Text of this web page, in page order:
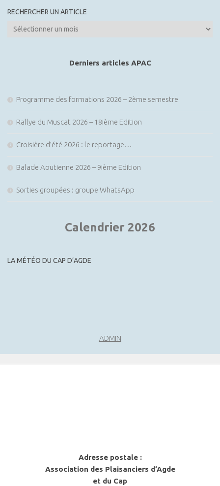
RECHERCHER UN ARTICLE
Rechercher
Derniers articles APAC
Programme des formations 2026 – 2ème semestre
Rallye du Muscat 2026 – 18ième Edition
Croisière d’été 2026 : le reportage…
Balade Aoutienne 2026 – 9ième Edition
Sorties groupées : groupe WhatsApp
Calendrier 2026
LA MÉTÉO DU CAP D’AGDE
ADMIN
Adresse postale :
Association des Plaisanciers d’Agde
et du Cap